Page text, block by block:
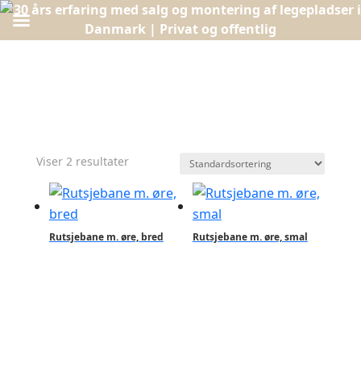
Viser 2 resultater
Rutsjebane m. øre, bred Rutsjebane m. øre, smal